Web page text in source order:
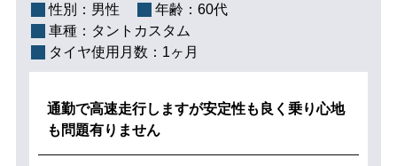
性別： 男性 年齢： 60代
車種： タントカスタム
タイヤ使用月数： 1ヶ月
通勤で高速走行しますが安定性も良く乗り心地
も問題有りません